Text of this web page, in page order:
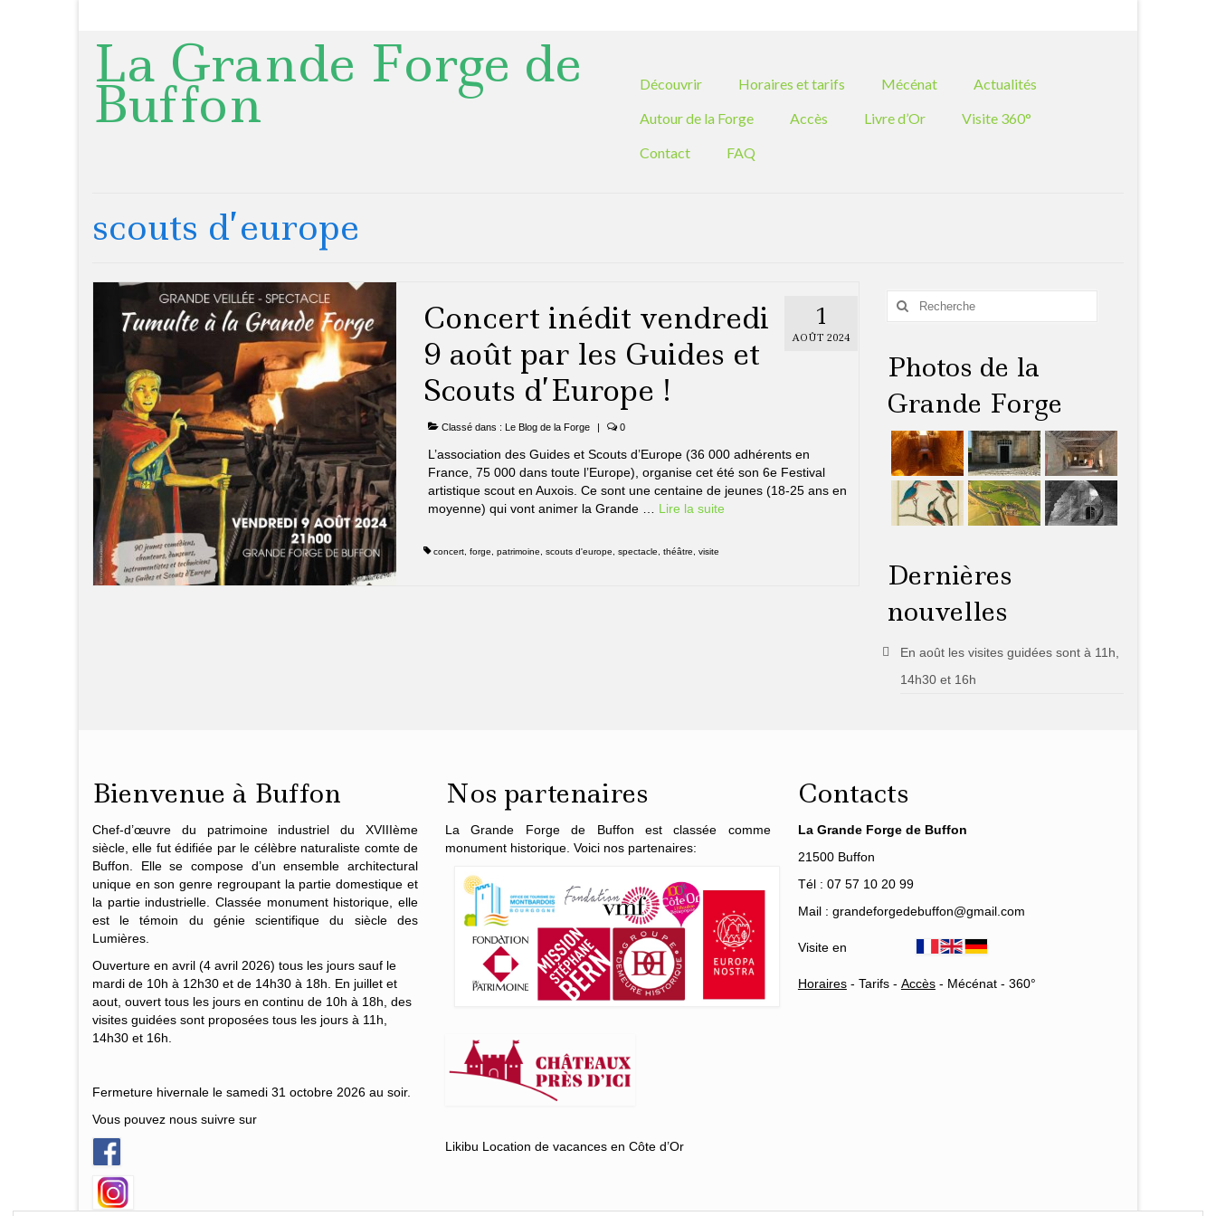
La Grande Forge de
Buffon Découvrir Horaires et tarifs Mécénat
Actualités
Autour de la Forge
Accès Livre d’Or
Visite 360°
Contact
FAQ
scouts d’europe
1
AOÛT 2024
Concert inédit vendredi
9 août par les Guides et
Scouts d’Europe !
Classé dans : Le Blog de la Forge | 0
L’association des Guides et Scouts d’Europe (36 000 adhérents en
France, 75 000 dans toute l’Europe), organise cet été son 6e Festival
artistique scout en Auxois. Ce sont une centaine de jeunes (18-25 ans en
moyenne) qui vont animer la Grande … Lire la suite­­
concert, forge patrimoine scouts d'europe spectacle théâtre visite
Rechercher
Photos de la
Grande Forge
Dernières
nouvelles
En août les visites guidées sont à 11h,
14h30 et 16h
Bienvenue à Buffon
Chef-d’œuvre du patrimoine industriel du XVIIIème
siècle, elle fut édifiée par le célèbre naturaliste comte de
Buffon . Elle se compose d’un ensemble architectural
unique en son genre regroupant la partie domestique et
la partie industrielle. Classée monument historique, elle
est le témoin du génie scientifique du siècle des
Lumières.
Ouverture en avril (4 avril 2026) tous les jours sauf le
mardi de 10h à 12h30 et de 14h30 à 18h. En juillet et
aout, ouvert tous les jours en continu de 10h à 18h, des
visites guidées sont proposées tous les jours à 11h,
14h30 et 16h.
Fermeture hivernale le samedi 31 octobre 2026 au soir.
Vous pouvez nous suivre sur
Nos partenaires
La Grande Forge de Buffon est classée comme
monument historique. Voici nos partenaires:
Likibu Location de vacances en Côte d’Or
Contacts
La Grande Forge de Buffon
21500 Buffon
Tél : 07 57 10 20 99
Mail : grandeforgedebuffon@gmail.com
Visite en
Horaires- Tarifs- Accès- Mécénat- 360°